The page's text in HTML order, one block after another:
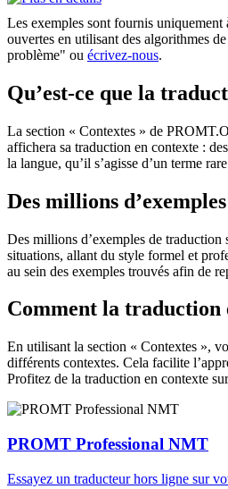
Les exemples sont fournis
ouvertes en utilisant des algorithmes
problème" ou écrivez-nous.
Qu’est-ce que la
La section « Contextes » de
affichera sa traduction en contexte :
la langue, qu’il s’agisse d’un terme
Des millions
Des millions d’exemples de
situations, allant du style formel et
au sein des exemples trouvés afin de
Comment la traduction
En utilisant la section « Contextes »,
différents contextes. Cela facilite
Profitez de la traduction en contexte
PROMT Professional NMT
Essayez un traducteur hors ligne sur